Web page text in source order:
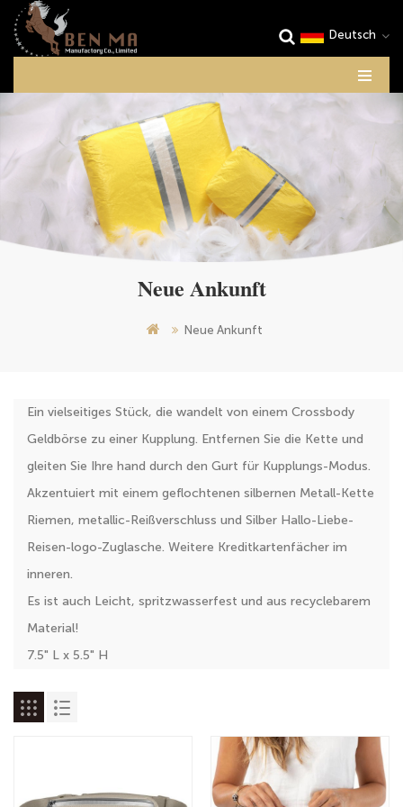
Deutsch
Neue Ankunft
Neue Ankunft
Ein vielseitiges Stück, die wandelt von einem Crossbody
Geldbörse zu einer Kupplung. Entfernen Sie die Kette und
gleiten Sie Ihre hand durch den Gurt für Kupplungs-Modus.
Akzentuiert mit einem geflochtenen silbernen Metall-Kette
Riemen, metallic-Reißverschluss und Silber Hallo-Liebe-
Reisen-logo-Zuglasche. Weitere Kreditkartenfächer im
inneren.
Es ist auch Leicht, spritzwasserfest und aus recyclebarem
Material!
7.5" L x 5.5" H